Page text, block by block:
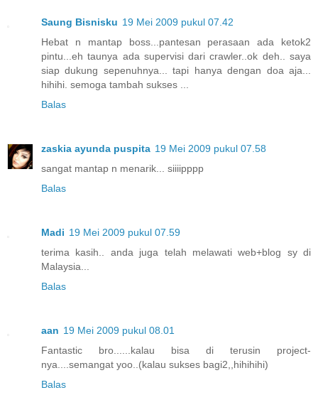
Saung Bisnisku 19 Mei 2009 pukul 07.42
Hebat n mantap boss...pantesan perasaan ada ketok2
pintu...eh taunya ada supervisi dari crawler..ok deh.. saya
siap dukung sepenuhnya... tapi hanya dengan doa aja...
hihihi. semoga tambah sukses ...
Balas
zaskia ayunda puspita 19 Mei 2009 pukul 07.58
sangat mantap n menarik... siiiipppp
Balas
Madi 19 Mei 2009 pukul 07.59
terima kasih.. anda juga telah melawati web+blog sy di
Malaysia...
Balas
aan 19 Mei 2009 pukul 08.01
Fantastic bro......kalau bisa di terusin project-
nya....semangat yoo..(kalau sukses bagi2,,hihihihi)
Balas